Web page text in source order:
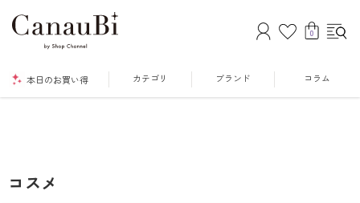
0
本日のお買い得 カテゴリ ブランド コラム
コスメ